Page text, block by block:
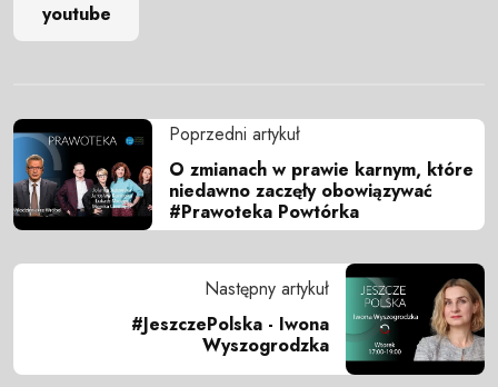
youtube
Poprzedni artykuł
O zmianach w prawie karnym, które
niedawno zaczęły obowiązywać
#Prawoteka Powtórka
Następny artykuł
#JeszczePolska - Iwona
Wyszogrodzka